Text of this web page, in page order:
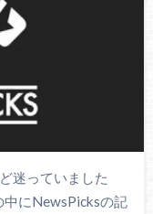
迷っていました
中にNewsPicksの記